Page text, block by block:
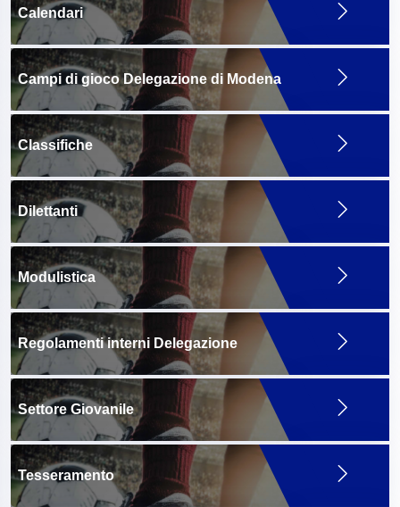
Calendari
Campi di gioco Delegazione di Modena
Classifiche
Dilettanti
Modulistica
Regolamenti interni Delegazione
Settore Giovanile
Tesseramento